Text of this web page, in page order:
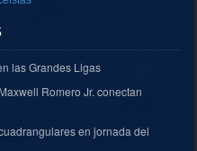
las Grandes Ligas
Romero Jr. conectan
en jornada del